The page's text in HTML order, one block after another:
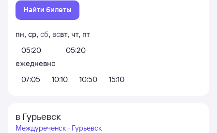
Найти билеты
пн, ср, сб, вс
05:20
вт, чт, пт
05:20
ежедневно
07:05
10:10 10:50 15:10
в Гурьевск
Междуреченск - Гурьевск